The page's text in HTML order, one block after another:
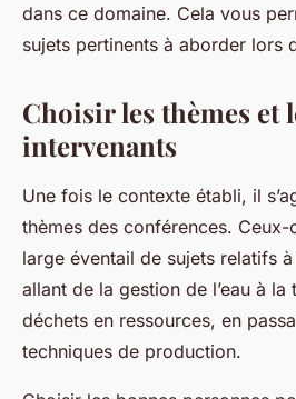
dans ce domaine. Cela vous
sujets pertinents à aborder lors
Choisir les thèmes et
intervenants
Une fois le contexte établi, il
thèmes des conférences.
large éventail de sujets relatifs
allant de la gestion de l’eau à
déchets en ressources, en
techniques de production.